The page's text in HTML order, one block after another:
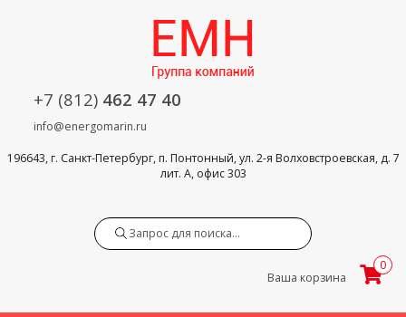
+7 (812) 462 47 40
info@energomarin.ru
196643, г. Санкт-Петербург, п. Понтонный, ул. 2-я Волховстроевская, д. 7
лит. А, офис 303
Ваша корзина
0